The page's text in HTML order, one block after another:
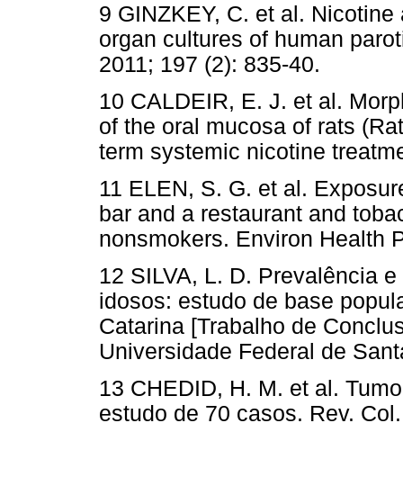
9 GINZKEY, C. et al.
organ cultures of human
2011; 197 (2): 835-40.
10 CALDEIR, E. J. et al.
of the oral mucosa of rats
term systemic nicotine
11 ELEN, S. G. et al.
bar and a restaurant and
nonsmokers. Environ Health
12 SILVA, L. D. Prevalência
idosos: estudo de base
Catarina [Trabalho de
Universidade Federal de
13 CHEDID, H. M. et al.
estudo de 70 casos. Rev.